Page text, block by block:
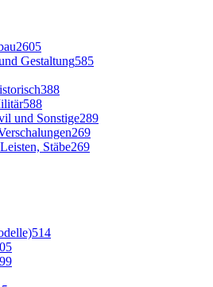
2605
Gestaltung585
388
588
und Sonstige289
269
Stäbe269
514
99